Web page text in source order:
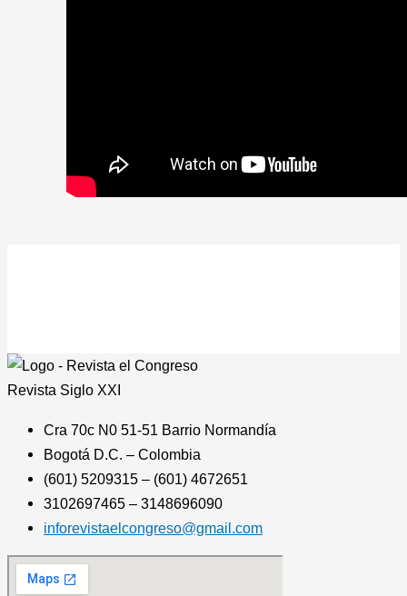
Revista Siglo XXI
Cra 70c N0 51-51 Barrio Normandía
Bogotá D.C. – Colombia
(601) 5209315 – (601) 4672651
3102697465 – 3148696090
inforevistaelcongreso@gmail.com